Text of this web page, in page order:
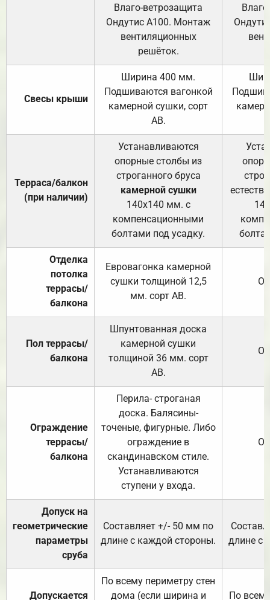
Влаго-ветрозащита
Ондутис А100. Монтаж
вентиляционных
решёток.
Свесы крыши
Ширина 400 мм.
Подшиваются вагонкой
камерной сушки, сорт
АВ.
Терраса/балкон
(при наличии)
Устанавливаются
опорные столбы из
строганного бруса
камерной сушки
140х140 мм. с
компенсационными
болтами под усадку.
Отделка
потолка
террасы/
балкона
Евровагонка камерной
сушки толщиной 12,5
мм. сорт АВ.
Пол террасы/
балкона
Шпунтованная доска
камерной сушки
толщиной 36 мм. сорт
АВ.
Ограждение
террасы/
балкона
Перила- строганая
доска. Балясины-
точеные, фигурные. Либо
ограждение в
скандинавском стиле.
Устанавливаются
ступени у входа.
Допуск на
геометрические
параметры
сруба
Составляет +/- 50 мм по
длине с каждой стороны.
длине с
Допускается
По всему периметру стен
дома (если ширина и
По